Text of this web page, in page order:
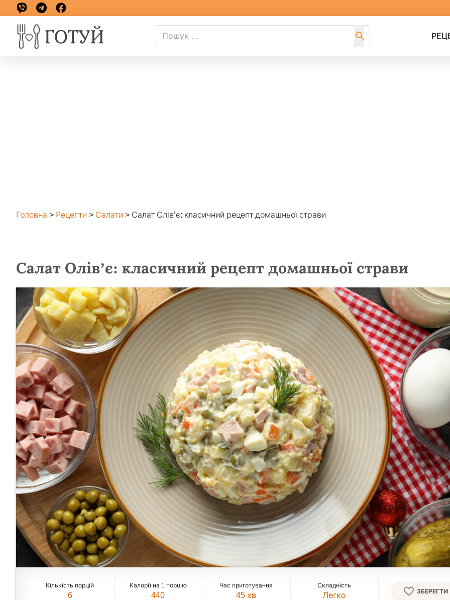
Головна > Рецепти > Салати > Салат Олів’є: класичний рецепт домашньої страви
Салат Олів’є: класичний рецепт домашньої страви
Кількість порцій
6
Калорії на 1 порцію
440
Час приготування
45 хв
Складність
Легко ЗБЕРЕГТИ